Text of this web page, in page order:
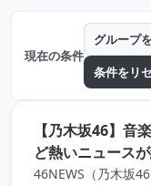
現在の条件
グループ
条件をリ
【乃木坂46】音
ど熱いニュース
46NEWS（乃木坂46